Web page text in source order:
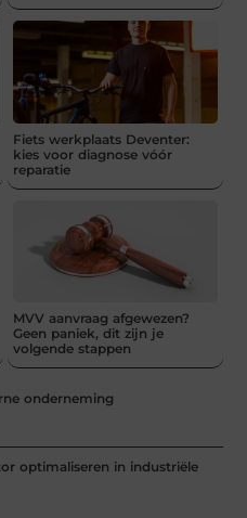
Fiets werkplaats Deventer:
kies voor diagnose vóór
reparatie
MVV aanvraag afgewezen?
Geen paniek, dit zijn je
volgende stappen
onderneming
optimaliseren in industriële